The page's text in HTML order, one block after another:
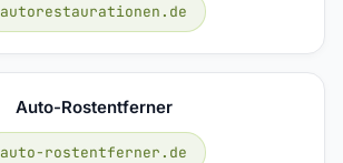
autorestaurationen.de
Auto-Rostentferner
auto-rostentferner.de